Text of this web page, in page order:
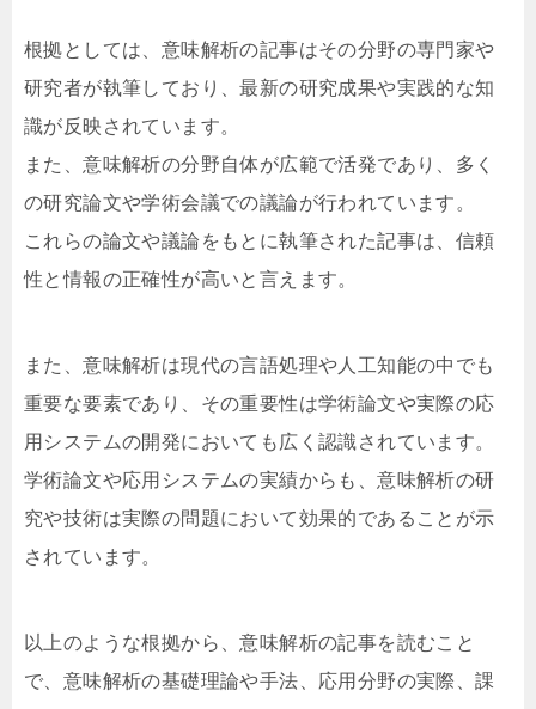
根拠としては、意味解析の記事はその分野の専門家や
研究者が執筆しており、最新の研究成果や実践的な知
識が反映されています。
また、意味解析の分野自体が広範で活発であり、多く
の研究論文や学術会議での議論が行われています。
これらの論文や議論をもとに執筆された記事は、信頼
性と情報の正確性が高いと言えます。
また、意味解析は現代の言語処理や人工知能の中でも
重要な要素であり、その重要性は学術論文や実際の応
用システムの開発においても広く認識されています。
学術論文や応用システムの実績からも、意味解析の研
究や技術は実際の問題において効果的であることが示
されています。
以上のような根拠から、意味解析の記事を読むこと
で、意味解析の基礎理論や手法、応用分野の実際、課